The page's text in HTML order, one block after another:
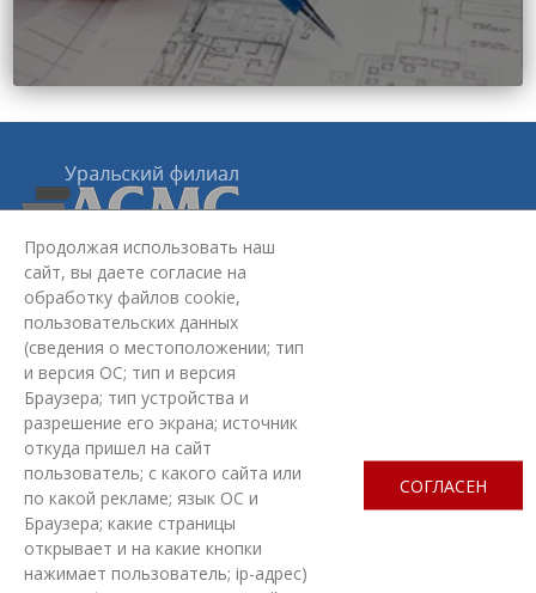
Уральский филиал АСМС:
Красноармейская, стр. 4Б, 2 этаж
+7 (343) 363-03-30
omd@ufasms.ru
МЫ В СОЦСЕТЯХ
ЗАДАТЬ ВОПРОС
Продолжая использовать наш
сайт, вы даете согласие на
обработку файлов cookie,
пользовательских данных
(сведения о местоположении; тип
и версия ОС; тип и версия
Браузера; тип устройства и
разрешение его экрана; источник
откуда пришел на сайт
пользователь; с какого сайта или
по какой рекламе; язык ОС и
Браузера; какие страницы
открывает и на какие кнопки
нажимает пользователь; ip-адрес)
СОГЛАСЕН